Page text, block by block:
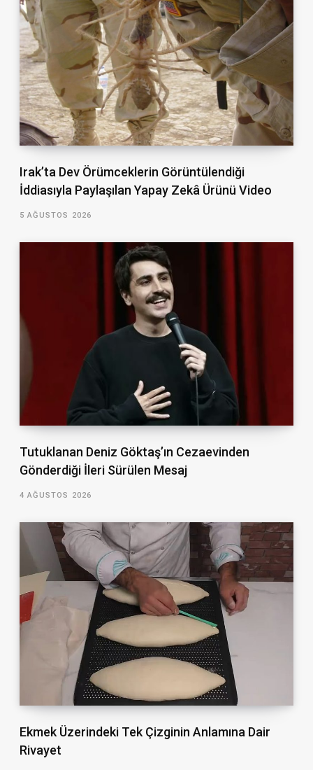
Irak’ta Dev Örümceklerin Görüntülendiği
İddiasıyla Paylaşılan Yapay Zekâ Ürünü Video
5 AĞUSTOS 2026
Tutuklanan Deniz Göktaş’ın Cezaevinden
Gönderdiği İleri Sürülen Mesaj
4 AĞUSTOS 2026
Ekmek Üzerindeki Tek Çizginin Anlamına Dair
Rivayet